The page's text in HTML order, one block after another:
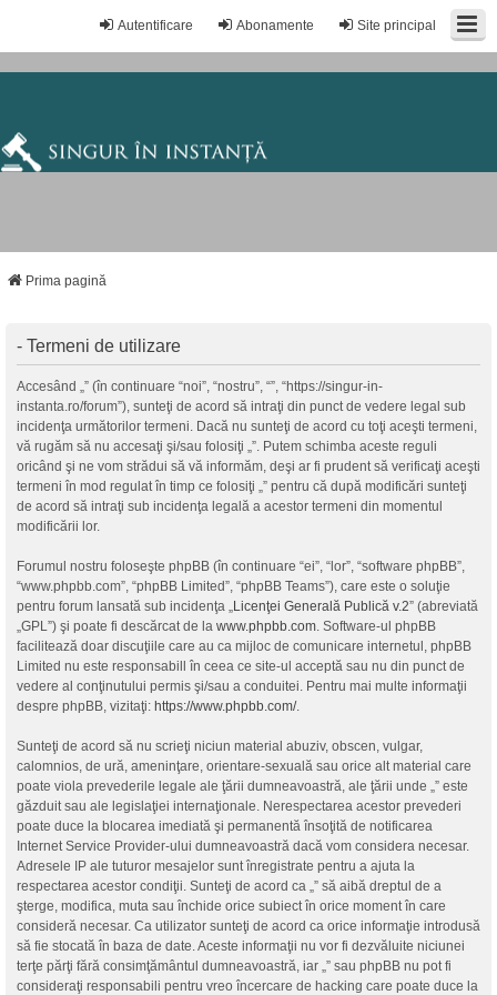
Site principal
Abonamente
Autentificare
Prima pagină
- Termeni de utilizare
Accesând „” (în continuare “noi”, “nostru”, “”, “https://singur-in-
instanta.ro/forum”), sunteţi de acord să intraţi din punct de vedere legal sub
incidenţa următorilor termeni. Dacă nu sunteţi de acord cu toţi aceşti termeni,
vă rugăm să nu accesaţi şi/sau folosiţi „”. Putem schimba aceste reguli
oricând şi ne vom strădui să vă informăm, deşi ar fi prudent să verificaţi aceşti
termeni în mod regulat în timp ce folosiţi „” pentru că după modificări sunteţi
de acord să intraţi sub incidenţa legală a acestor termeni din momentul
modificării lor.
Forumul nostru foloseşte phpBB (în continuare “ei”, “lor”, “software phpBB”,
“www.phpbb.com”, “phpBB Limited”, “phpBB Teams”), care este o soluţie
pentru forum lansată sub incidenţa „Licenţei Generală Publică v.2” (abreviată
„GPL”) şi poate fi descărcat de la www.phpbb.com. Software-ul phpBB
facilitează doar discuţiile care au ca mijloc de comunicare internetul, phpBB
Limited nu este responsabill în ceea ce site-ul acceptă sau nu din punct de
vedere al conţinutului permis şi/sau a conduitei. Pentru mai multe informaţii
despre phpBB, vizitaţi: https://www.phpbb.com/.
Sunteţi de acord să nu scrieţi niciun material abuziv, obscen, vulgar,
calomnios, de ură, ameninţare, orientare-sexuală sau orice alt material care
poate viola prevederile legale ale ţării dumneavoastră, ale ţării unde „” este
găzduit sau ale legislaţiei internaţionale. Nerespectarea acestor prevederi
poate duce la blocarea imediată şi permanentă însoţită de notificarea
Internet Service Provider-ului dumneavoastră dacă vom considera necesar.
Adresele IP ale tuturor mesajelor sunt înregistrate pentru a ajuta la
respectarea acestor condiţii. Sunteţi de acord ca „” să aibă dreptul de a
şterge, modifica, muta sau închide orice subiect în orice moment în care
consideră necesar. Ca utilizator sunteţi de acord ca orice informaţie introdusă
să fie stocată în baza de date. Aceste informaţii nu vor fi dezvăluite niciunei
terţe părţi fără consimţământul dumneavoastră, iar „” sau phpBB nu pot fi
consideraţi responsabili pentru vreo încercare de hacking care poate duce la